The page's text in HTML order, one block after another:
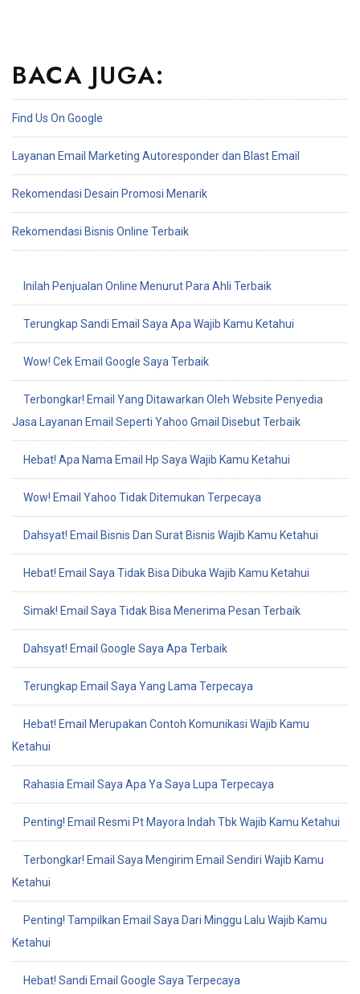
BACA JUGA:
Find Us On Google
Layanan Email Marketing Autoresponder dan Blast Email
Rekomendasi Desain Promosi Menarik
Rekomendasi Bisnis Online Terbaik
Inilah Penjualan Online Menurut Para Ahli Terbaik
Terungkap Sandi Email Saya Apa Wajib Kamu Ketahui
Wow! Cek Email Google Saya Terbaik
Terbongkar! Email Yang Ditawarkan Oleh Website Penyedia
Jasa Layanan Email Seperti Yahoo Gmail Disebut Terbaik
Hebat! Apa Nama Email Hp Saya Wajib Kamu Ketahui
Wow! Email Yahoo Tidak Ditemukan Terpecaya
Dahsyat! Email Bisnis Dan Surat Bisnis Wajib Kamu Ketahui
Hebat! Email Saya Tidak Bisa Dibuka Wajib Kamu Ketahui
Simak! Email Saya Tidak Bisa Menerima Pesan Terbaik
Dahsyat! Email Google Saya Apa Terbaik
Terungkap Email Saya Yang Lama Terpecaya
Hebat! Email Merupakan Contoh Komunikasi Wajib Kamu
Ketahui
Rahasia Email Saya Apa Ya Saya Lupa Terpecaya
Penting! Email Resmi Pt Mayora Indah Tbk Wajib Kamu Ketahui
Terbongkar! Email Saya Mengirim Email Sendiri Wajib Kamu
Ketahui
Penting! Tampilkan Email Saya Dari Minggu Lalu Wajib Kamu
Ketahui
Hebat! Sandi Email Google Saya Terpecaya